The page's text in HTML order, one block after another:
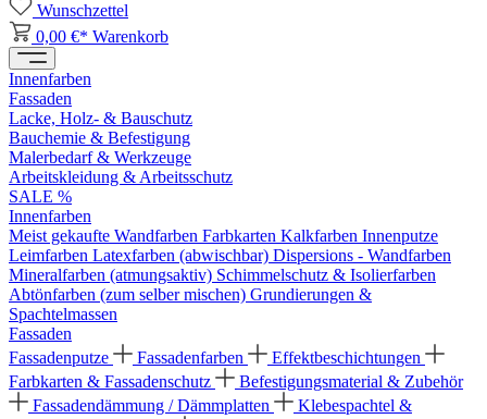
Wunschzettel
0,00 €* Warenkorb
Innenfarben
Fassaden
Lacke, Holz- & Bauschutz
Bauchemie & Befestigung
Malerbedarf & Werkzeuge
Arbeitskleidung & Arbeitsschutz
SALE %
Innenfarben
Meist gekaufte Wandfarben Farbkarten Kalkfarben Innenputze
Leimfarben Latexfarben (abwischbar) Dispersions - Wandfarben
Mineralfarben (atmungsaktiv) Schimmelschutz & Isolierfarben
Abtönfarben (zum selber mischen) Grundierungen &
Spachtelmassen
Fassaden
Fassadenputze
Fassadenfarben
Effektbeschichtungen
Farbkarten & Fassadenschutz
Befestigungsmaterial & Zubehör
Fassadendämmung / Dämmplatten
Klebespachtel &